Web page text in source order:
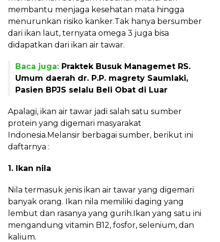
membantu menjaga kesehatan mata hingga
menurunkan risiko kanker.Tak hanya bersumber
dari ikan laut, ternyata omega 3 juga bisa
didapatkan dari ikan air tawar.
Baca juga: Praktek Busuk Managemet RS.
Umum daerah dr. P.P. magrety Saumlaki,
Pasien BPJS selalu Beli Obat di Luar
Apalagi, ikan air tawar jadi salah satu sumber
protein yang digemari masyarakat
Indonesia.Melansir berbagai sumber, berikut ini
daftarnya :
1. Ikan nila
Nila termasuk jenis ikan air tawar yang digemari
banyak orang. Ikan nila memiliki daging yang
lembut dan rasanya yang gurih.Ikan yang satu ini
mengandung vitamin B12, fosfor, selenium, dan
kalium.